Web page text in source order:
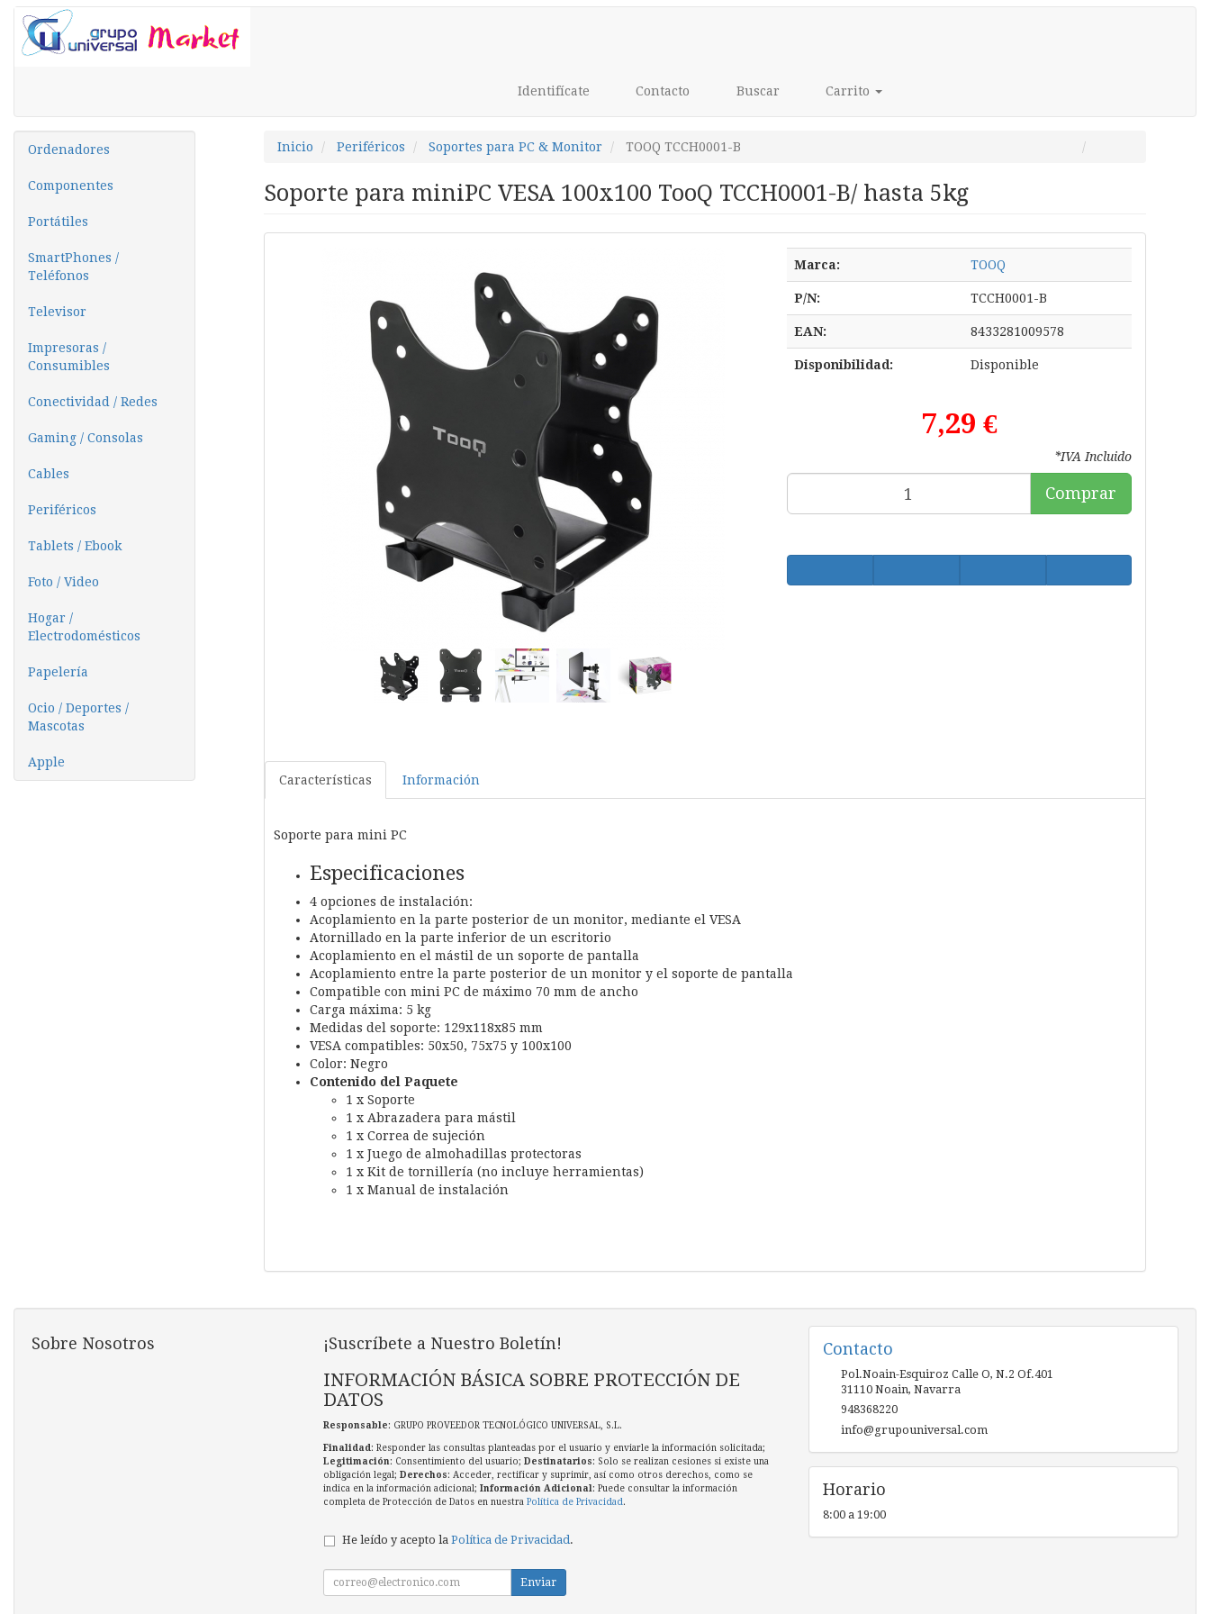
Identifícate Contacto Buscar Carrito
Ordenadores
Componentes
Portátiles
SmartPhones /
Teléfonos
Televisor
Impresoras /
Consumibles
Conectividad / Redes
Gaming / Consolas
Cables
Periféricos
Tablets / Ebook
Foto / Video
Hogar /
Electrodomésticos
Papelería
Ocio / Deportes /
Mascotas
Apple
Inicio Periféricos Soportes para PC & Monitor TOOQ TCCH0001-B
Soporte para miniPC VESA 100x100 TooQ TCCH0001-B/ hasta 5kg
Marca: TOOQ
P/N: TCCH0001-B
EAN: 8433281009578
Disponibilidad: Disponible
7,29 €
*IVA Incluido
Comprar
Características Información
Soporte para mini PC
Especificaciones
4 opciones de instalación:
Acoplamiento en la parte posterior de un monitor, mediante el VESA
Atornillado en la parte inferior de un escritorio
Acoplamiento en el mástil de un soporte de pantalla
Acoplamiento entre la parte posterior de un monitor y el soporte de pantalla
Compatible con mini PC de máximo 70 mm de ancho
Carga máxima: 5 kg
Medidas del soporte: 129x118x85 mm
VESA compatibles: 50x50, 75x75 y 100x100
Color: Negro
Contenido del Paquete
1 x Soporte
1 x Abrazadera para mástil
1 x Correa de sujeción
1 x Juego de almohadillas protectoras
1 x Kit de tornillería (no incluye herramientas)
1 x Manual de instalación
Sobre Nosotros ¡Suscríbete a Nuestro Boletín!
INFORMACIÓN BÁSICA SOBRE PROTECCIÓN DE
DATOS
Responsable: GRUPO PROVEEDOR TECNOLÓGICO UNIVERSAL, S.L.
Finalidad: Responder las consultas planteadas por el usuario y enviarle la información solicitada;
Legitimación: Consentimiento del usuario; Destinatarios: Solo se realizan cesiones si existe una
obligación legal; Derechos: Acceder, rectificar y suprimir, así como otros derechos, como se
indica en la información adicional; Información Adicional: Puede consultar la información
completa de Protección de Datos en nuestra Política de Privacidad.
He leído y acepto la Política de Privacidad.
Enviar
Contacto
Pol.Noain-Esquiroz Calle O, N.2 Of.401
31110 Noain, Navarra
948368220
info@grupouniversal.com
Horario
8:00 a 19:00